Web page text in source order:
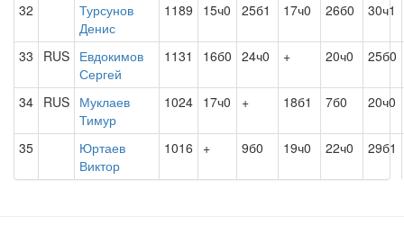
32
Турсунов
Денис
1189 15ч0 25б1 17ч0 26б0 30ч1
33 RUS Евдокимов
Сергей
1131 16б0 24ч0 + 20ч0 25б0
34 RUS Муклаев
Тимур
1024 17ч0 + 18б1 7б0 20ч0
35
Юртаев
Виктор
1016 + 9б0 19ч0 22ч0 29б1